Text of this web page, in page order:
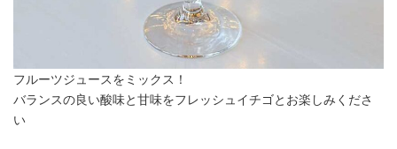
フルーツジュースをミックス！
バランスの良い酸味と甘味をフレッシュイチゴとお楽しみくださ
い